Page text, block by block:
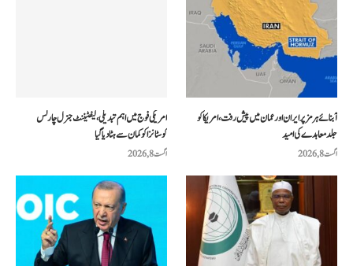
امریکی فوج میں اہم تبدیلی، لیفٹیننٹ جنرل چارلس
کوسٹانزا کو کمان سے ہٹا دیا گیا
اگست 8, 2026
آبنائے ہرمز پر ایران اور عمان میں پیش رفت، امریکا کو
جلد معاہدے کی امید
اگست 8, 2026